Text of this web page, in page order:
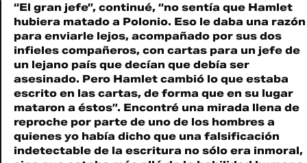
“El gran jefe”, continué, “no sentía que Hamlet
hubiera matado a Polonio. Eso le daba una razón
para enviarle lejos, acompañado por sus dos
infieles compañeros, con cartas para un jefe de
un lejano país que decían que debía ser
asesinado. Pero Hamlet cambió lo que estaba
escrito en las cartas, de forma que en su lugar
mataron a éstos”. Encontré una mirada llena de
reproche por parte de uno de los hombres a
quienes yo había dicho que una falsificación
indetectable de la escritura no sólo era inmoral,